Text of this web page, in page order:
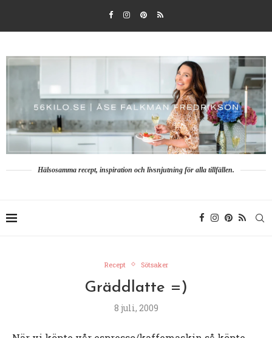
Hälsosamma recept, inspiration och livsnjutning för alla tillfällen.
Recept Sötsaker
Gräddlatte =)
8 juli, 2009